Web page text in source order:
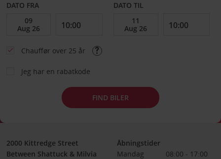
DATO FRA DATO TIL
Chauffør over 25 år
Jeg har en rabatkode
FIND BILER
2000 Kittredge Street
Between Shattuck & Milvia
Åbningstider
Mandag
08:00 - 17:00